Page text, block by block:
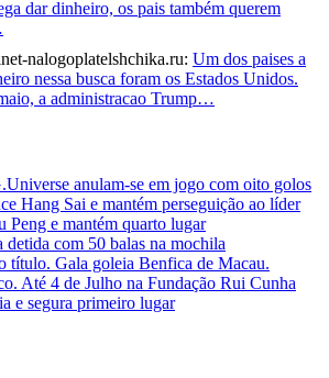
dar dinheiro, os pais também querem
nalogoplatelshchika.ru: Um dos paises a
nessa busca foram os Estados Unidos.
a administracao Trump…
anulam-se em jogo com oito golos
Hang Sai e mantém perseguição ao líder
Peng e mantém quarto lugar
detida com 50 balas na mochila
título. Gala goleia Benfica de Macau.
Até 4 de Julho na Fundação Rui Cunha
e segura primeiro lugar